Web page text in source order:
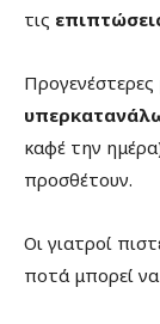
τις
Προγενέστερες
καφέ την
προσθέτουν.
Οι γιατροί
ποτά μπορεί